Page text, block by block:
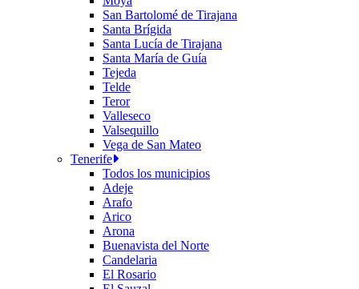
San Bartolomé de Tirajana
Santa Brígida
Santa Lucía de Tirajana
Santa María de Guía
Tejeda
Telde
Teror
Valleseco
Valsequillo
Vega de San Mateo
Tenerife
Todos los municipios
Adeje
Arafo
Arico
Arona
Buenavista del Norte
Candelaria
El Rosario